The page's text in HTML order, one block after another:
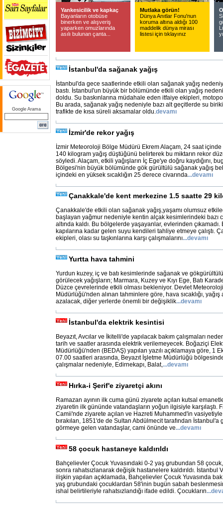
Google Arama
Yankesicilik ve kapkaç
Bayanların otobüse
binerken ve alışveriş
yaparken omuzlarında
asılı bulunan çanta...
Mutlaka görün!
Dünya Anıtlar Fonu'nun
koruma altına aldığı 100
maddelik dünya mirası
listesi için tıklayınız
İstanbul'da sağanak yağış
İstanbul'da gece saatlerinde etkili olan sağanak yağış
bastı. İstanbul'un büyük bir bölümünde etkili olan yağış
doldu. Su baskınlarına müdahale eden itfaiye ekipleri,
Bu arada, sağanak yağış nedeniyle bazı alt geçitlerde su
trafikte de kısa süreli aksamalar oldu.devamı
İzmir'de rekor yağış
İzmir Meteoroloji Bölge Müdürü Ekrem Alaçam, 24 saat
140 kilogram yağış düştüğünü belirterek bu miktarın rekor
söyledi. Alaçam, etkili yağışların İç Ege'ye doğru kaydığını,
Bölgesi'nin büyük bölümünde gök gürültülü sağanak yağış
içindeki en yüksek sıcaklığın 25 derece civarında...devamı
Çanakkale'de kent merkezine 1.5 saatte 29
Çanakkale'de etkili olan sağanak yağış,yaşamı olumsuz
başlayan yağmur nedeniyle kentin alçak kesimlerindeki bazı
altında kaldı. Bu bölgelerde yaşayanlar, evlerinden
kapılarına kadar gelen suyu kendileri tahliye etmeye çalıştı.
ekipleri, olası su taşkınlarına karşı çalışmalarını...devamı
Yurtta hava tahmini
Yurdun kuzey, iç ve batı kesimlerinde sağanak ve
görülecek yağışların; Marmara, Kuzey ve Kıyı Ege, Batı
Düzce çevrelerinde etkili olması bekleniyor. Devlet
Müdürlüğü'nden alınan tahminlere göre, hava sıcaklığı,
azalacak, diğer yerlerde önemli bir değişiklik...devamı
İstanbul'da elektrik kesintisi
Beyazıt, Avcılar ve İkitelli'de yapılacak bakım çalışmaları
tarih ve saatler arasında elektrik verilemeyecek. Boğaziçi
Müdürlüğü'nden (BEDAŞ) yapılan yazılı açıklamaya göre, 1
07.00 saatleri arasında, Beyazıt İşletme Müdürlüğü
çalışmalar nedeniyle, Edirnekapı, Balat,...devamı
Hırka-i Şerif'e ziyaretçi akını
Ramazan ayının ilk cuma günü ziyarete açılan kutsal
ziyaretin ilk gününde vatandaşların yoğun ilgisiyle karşılaştı.
Camii'nde ziyarete açılan ve Hazreti Muhammed'in
bırakılan, 1851'de de Sultan Abdülmecit tarafından
görmeye gelen vatandaşlar, cami önünde ve...devamı
58 çocuk hastaneye kaldırıldı
Bahçelievler Çocuk Yuvasındaki 0-2 yaş grubundan 58
sonra rahatsızlanarak değişik hastanelere kaldırıldı. İstanbul
ilişkin yapılan açıklamada, Bahçelievler Çocuk Yuvasında
yaş grubundaki çocuklardan 58'inin bugün sabah
ishal belirtileriyle rahatsızlandığı ifade edildi. Çocukların...